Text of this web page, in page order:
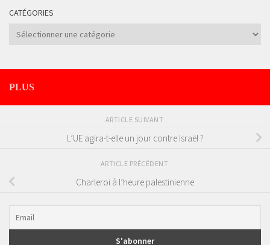
CATÉGORIES
Catégories
PLUS
ARTICLE SUIVANT
L’UE agira-t-elle un jour contre Israël ?
ARTICLE PRÉCÉDENT
Charleroi à l’heure palestinienne